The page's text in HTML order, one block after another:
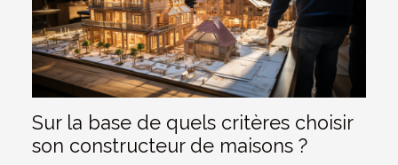
Sur la base de quels critères choisir
son constructeur de maisons ?